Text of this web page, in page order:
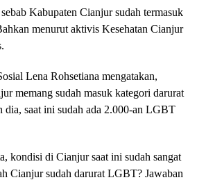
Kabupaten Cianjur sudah termasuk
menurut aktivis Kesehatan Cianjur
Lena Rohsetiana mengatakan,
memang sudah masuk kategori darurat
saat ini sudah ada 2.000-an LGBT
kondisi di Cianjur saat ini sudah sangat
Cianjur sudah darurat LGBT? Jawaban